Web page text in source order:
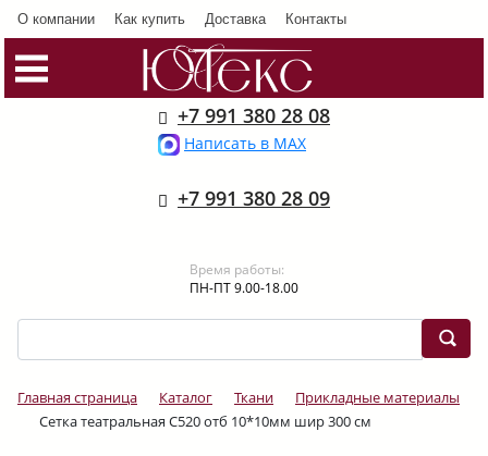
О компании Как купить Доставка Контакты
+7 991 380 28 08
Написать в MAX
+7 991 380 28 09
Время работы:
ПН-ПТ 9.00-18.00
Главная страница Каталог Ткани
Прикладные материалы
Сетка театральная С520 отб 10*10мм шир 300 см